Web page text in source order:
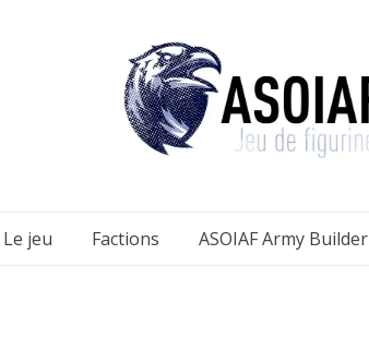
Le jeu Factions ASOIAF Army Builder